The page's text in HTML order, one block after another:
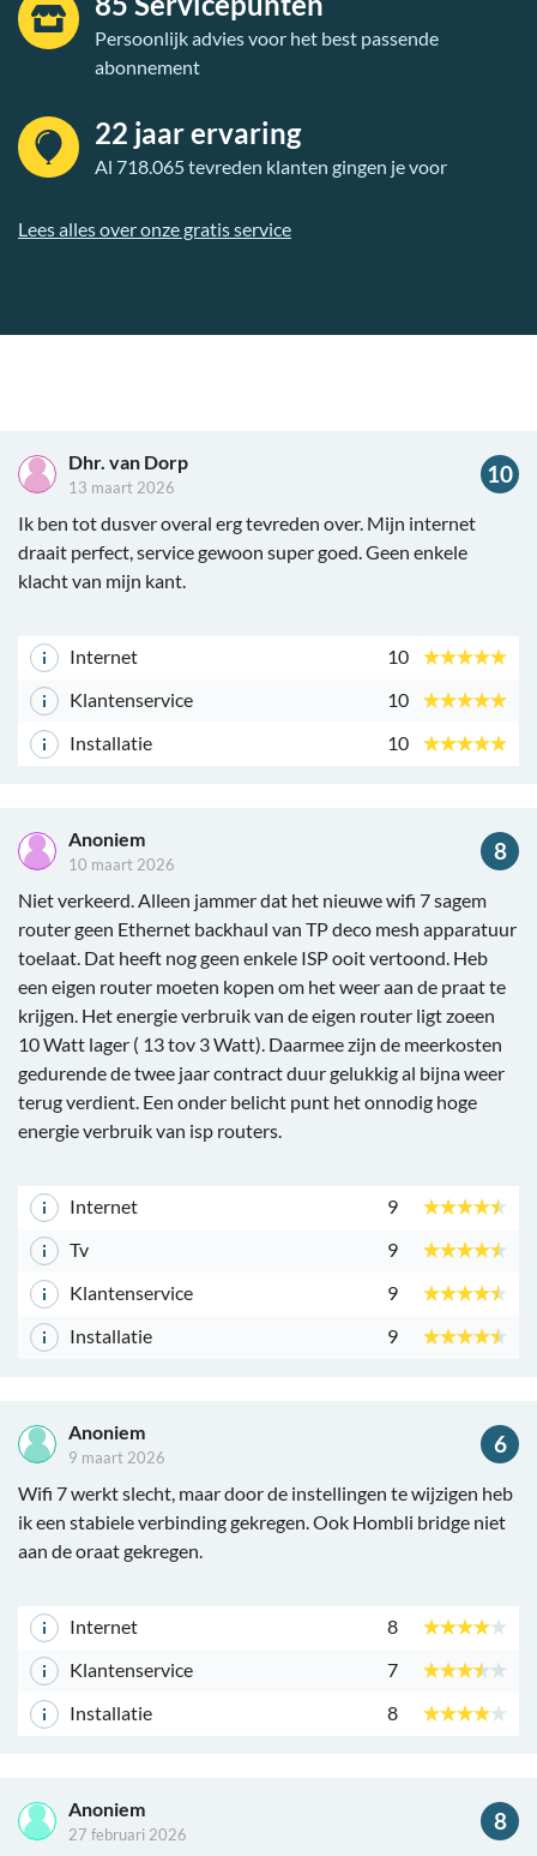
Persoonlijk advies voor het best passende
abonnement
22 jaar ervaring
Al 718.065 tevreden klanten gingen je voor
Lees alles over onze gratis service
10
Dhr. van Dorp
13 maart 2026
Ik ben tot dusver overal erg tevreden over. Mijn internet
draait perfect, service gewoon super goed. Geen enkele
klacht van mijn kant.
Internet
10
Klantenservice
10
Installatie
10
8
Anoniem
10 maart 2026
Niet verkeerd. Alleen jammer dat het nieuwe wifi 7 sagem
router geen Ethernet backhaul van TP deco mesh apparatuur
toelaat. Dat heeft nog geen enkele ISP ooit vertoond. Heb
een eigen router moeten kopen om het weer aan de praat te
krijgen. Het energie verbruik van de eigen router ligt zoeen
10 Watt lager ( 13 tov 3 Watt). Daarmee zijn de meerkosten
gedurende de twee jaar contract duur gelukkig al bijna weer
terug verdient. Een onder belicht punt het onnodig hoge
energie verbruik van isp routers.
Internet
9
Tv
9
Klantenservice
9
Installatie
9
6
Anoniem
9 maart 2026
Wifi 7 werkt slecht, maar door de instellingen te wijzigen heb
ik een stabiele verbinding gekregen. Ook Hombli bridge niet
aan de oraat gekregen.
Internet
8
Klantenservice
7
Installatie
8
8
Anoniem
27 februari 2026